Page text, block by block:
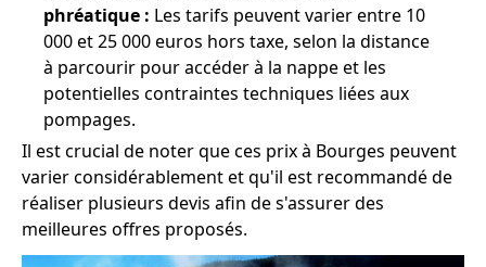
phréatique : Les tarifs peuvent varier entre 10
000 et 25 000 euros hors taxe, selon la distance
à parcourir pour accéder à la nappe et les
potentielles contraintes techniques liées aux
pompages.
Il est crucial de noter que ces prix à Bourges peuvent
varier considérablement et qu'il est recommandé de
réaliser plusieurs devis afin de s'assurer des
meilleures offres proposés.